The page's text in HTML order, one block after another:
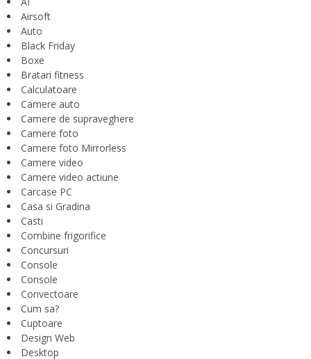
Airsoft
Auto
Black Friday
Boxe
Bratari fitness
Calculatoare
Camere auto
Camere de supraveghere
Camere foto
Camere foto Mirrorless
Camere video
Camere video actiune
Carcase PC
Casa si Gradina
Casti
Combine frigorifice
Concursuri
Console
Console
Convectoare
Cum sa?
Cuptoare
Design Web
Desktop